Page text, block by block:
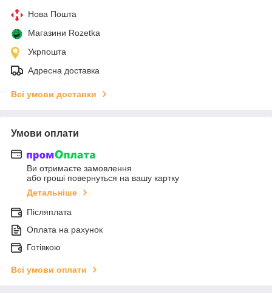
Нова Пошта
Магазини Rozetka
Укрпошта
Адресна доставка
Всі умови доставки
Умови оплати
Ви отримаєте замовлення
або гроші повернуться на вашу картку
Детальніше
Післяплата
Оплата на рахунок
Готівкою
Всі умови оплати